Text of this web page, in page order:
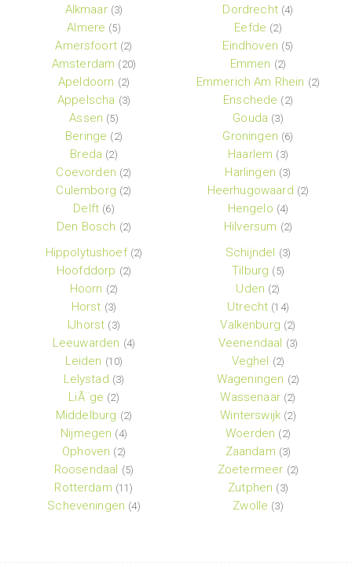
Alkmaar (3)
Almere (5)
Amersfoort (2)
Amsterdam (20)
Apeldoorn (2)
Appelscha (3)
Assen (5)
Beringe (2)
Breda (2)
Coevorden (2)
Culemborg (2)
Delft (6)
Den Bosch (2)
Dordrecht (4)
Eefde (2)
Eindhoven (5)
Emmen (2)
Emmerich Am Rhein (2)
Enschede (2)
Gouda (3)
Groningen (6)
Haarlem (3)
Harlingen (3)
Heerhugowaard (2)
Hengelo (4)
Hilversum (2)
Hippolytushoef (2)
Hoofddorp (2)
Hoorn (2)
Horst (3)
IJhorst (3)
Leeuwarden (4)
Leiden (10)
Lelystad (3)
LiÃ¨ge (2)
Middelburg (2)
Nijmegen (4)
Ophoven (2)
Roosendaal (5)
Rotterdam (11)
Scheveningen (4)
Schijndel (3)
Tilburg (5)
Uden (2)
Utrecht (14)
Valkenburg (2)
Veenendaal (3)
Veghel (2)
Wageningen (2)
Wassenaar (2)
Winterswijk (2)
Woerden (2)
Zaandam (3)
Zoetermeer (2)
Zutphen (3)
Zwolle (3)